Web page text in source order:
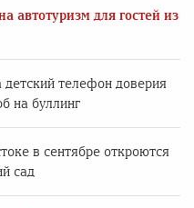
автотуризм для гостей из
телефон доверия
на буллинг
в сентябре откроются
сад